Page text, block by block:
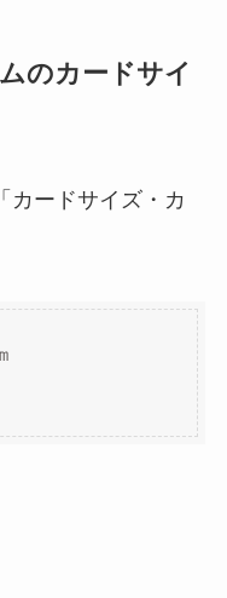
のカードサイ
カードサイズ・カ